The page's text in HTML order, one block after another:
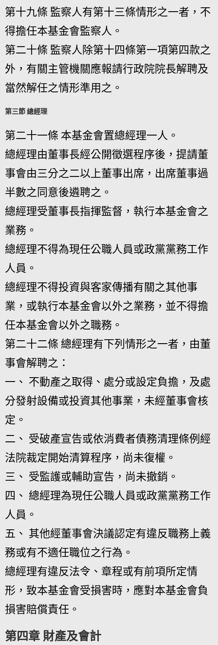
第十九條 監察人有第十三條情形之一者，不
得擔任本基金會監察人。
第二十條 監察人除第十四條第一項第四款之
外，有關主管機關應報請行政院院長解聘及
當然解任之情形準用之。
第三節 總經理
第二十一條 本基金會置總經理一人。
總經理由董事長經公開徵選程序後，提請董
事會由三分之二以上董事出席，出席董事過
半數之同意後遴聘之。
總經理受董事長指揮監督，執行本基金會之
業務。
總經理不得為現任公職人員或政黨黨務工作
人員。
總經理不得投資與客家傳播有關之其他事
業，或執行本基金會以外之業務，並不得擔
任本基金會以外之職務。
第二十二條 總經理有下列情形之一者，由董
事會解聘之：
一、 不動產之取得、處分或設定負擔，及處
分發射設備或投資其他事業，未經董事會核
定。
二、 受破產宣告或依消費者債務清理條例經
法院裁定開始清算程序，尚未復權。
三、 受監護或輔助宣告，尚未撤銷。
四、 總經理為現任公職人員或政黨黨務工作
人員。
五、 其他經董事會決議認定有違反職務上義
務或有不適任職位之行為。
總經理有違反法令、章程或有前項所定情
形，致本基金會受損害時，應對本基金會負
損害賠償責任。
第四章 財產及會計